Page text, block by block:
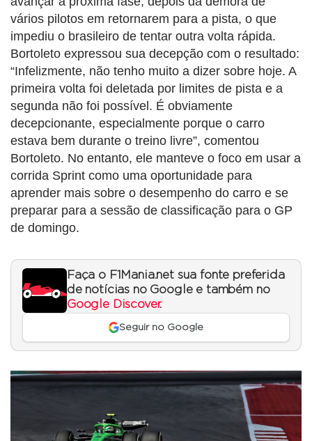
vários pilotos em retornarem para a pista, o que
impediu o brasileiro de tentar outra volta rápida.
Bortoleto expressou sua decepção com o resultado:
“Infelizmente, não tenho muito a dizer sobre hoje. A
primeira volta foi deletada por limites de pista e a
segunda não foi possível. É obviamente
decepcionante, especialmente porque o carro
estava bem durante o treino livre”, comentou
Bortoleto. No entanto, ele manteve o foco em usar a
corrida Sprint como uma oportunidade para
aprender mais sobre o desempenho do carro e se
preparar para a sessão de classificação para o GP
de domingo.
Faça o F1Mania.net sua fonte preferida
de notícias no Google e também no
Google Discover.
Seguir no Google